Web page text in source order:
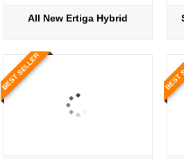
All New Ertiga Hybrid
BEST SELLER